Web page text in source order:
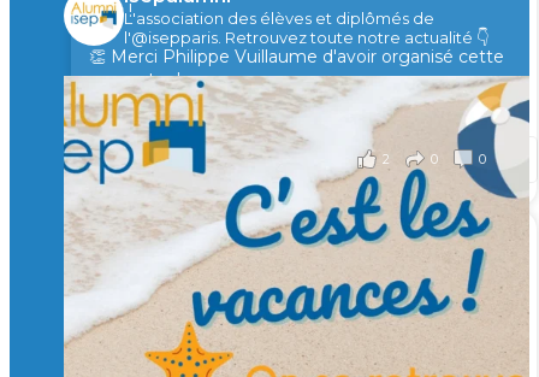
rires !
👏 Merci Philippe Vuillaume d'avoir organisé cette
rencontre !
il y a 2 mois
2 0 0
Voir sur Facebook · Partager
🙏 Soutenez l’Isep via la taxe d’apprentissage 2026
et contribuons ensemble à former les générations
d’ingénieurs de demain. 🙏
Merci à tous !
🎯 Taxe d’apprentissage 2026 : avec l'Isep, investissez pour
un numérique au service de l'humain !
L'association des élèves et diplômés de
l'@isepparis. Retrouvez toute notre actualité 👇